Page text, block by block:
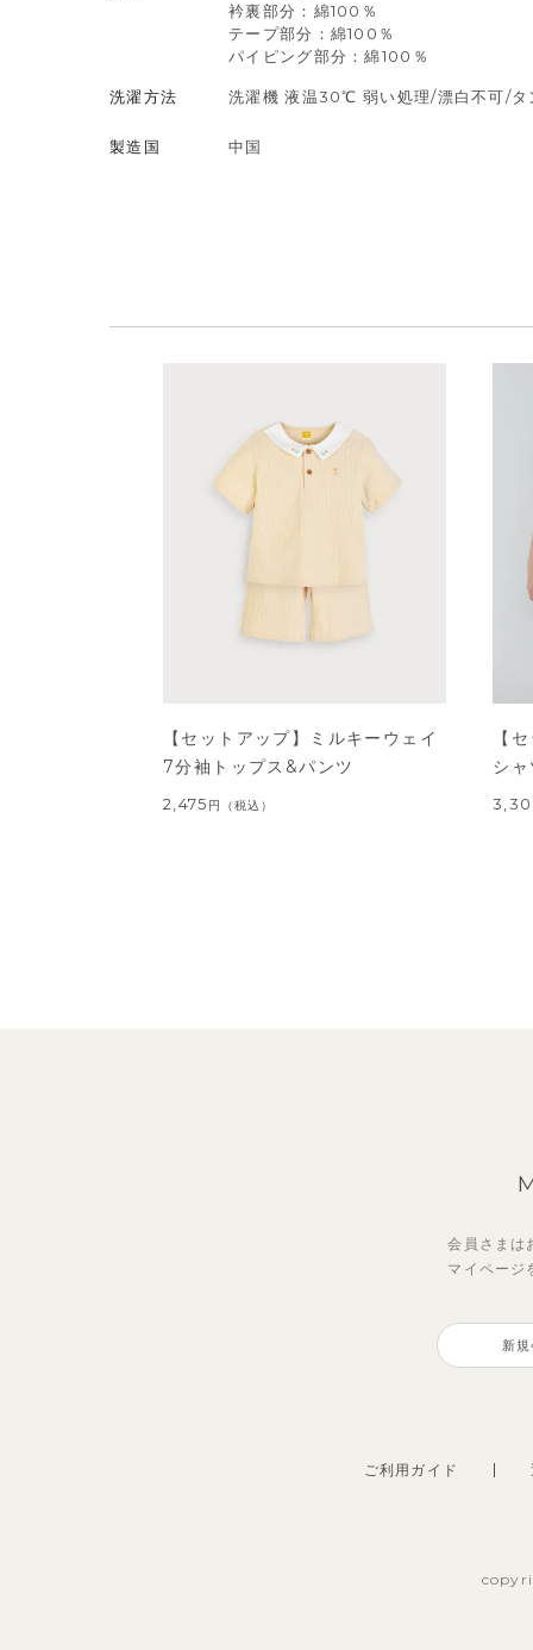
衿裏部分：綿100％
テープ部分：綿100％
パイピング部分：綿100％
洗濯方法 洗濯機 液温30℃ 弱い処理/漂白不可/タ
製造国 中国
【セットアップ】ミルキーウェイ
7分袖トップス&パンツ
2,475 円 （税込）
【
シ
ボ
ャ
スリン半袖トップス＆ショートパ
ピ
会員さまは
マイページ
新
ご利用ガイド